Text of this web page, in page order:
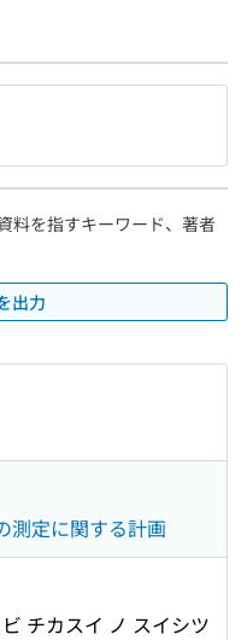
料を指すキーワード、著者
出力
測定に関する計画
チカスイ ノ スイシツ